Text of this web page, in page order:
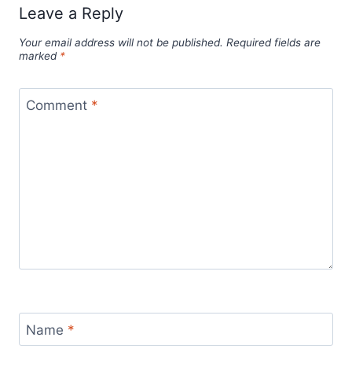
Leave a Reply
Your email address will not be published. Required fields are
marked *
Comment *
Name *